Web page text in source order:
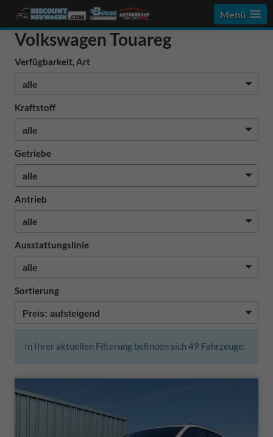
Menü
Volkswagen Touareg
Verfügbarkeit, Art
Kraftstoff
Getriebe
Antrieb
Ausstattungslinie
Sortierung
In Ihrer aktuellen Filterung befinden sich49 Fahrzeuge: